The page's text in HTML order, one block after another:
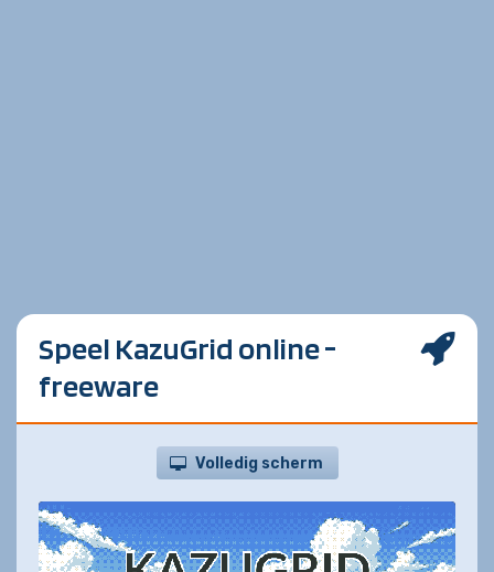
Speel KazuGrid online -
freeware
Volledig scherm